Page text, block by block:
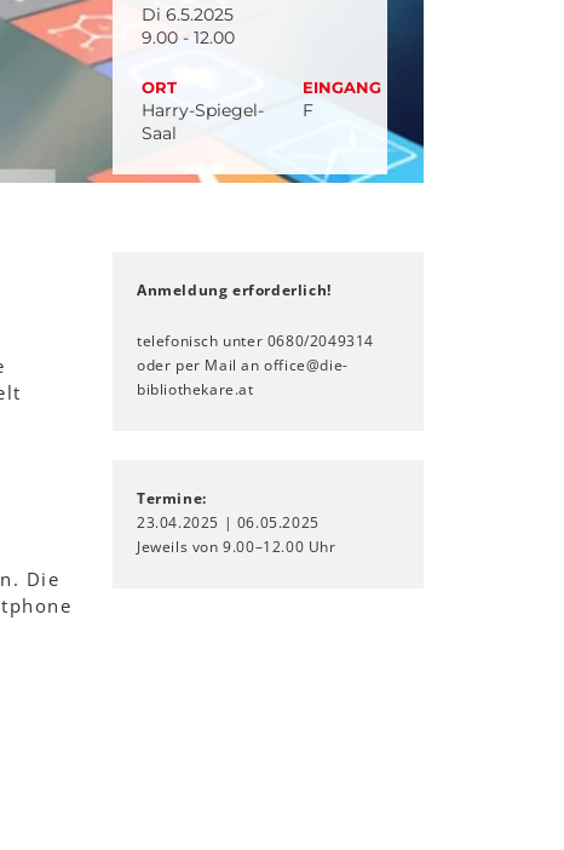
Di 6.5.2025
9.00 - 12.00
ORT
Harry-Spiegel-
Saal
EINGANG
F
Die
Anmeldung erforderlich!
telefonisch unter 0680/2049314
oder per Mail an office@die-
bibliothekare.at
Termine:
23.04.2025 | 06.05.2025
Jeweils von 9.00–12.00 Uhr